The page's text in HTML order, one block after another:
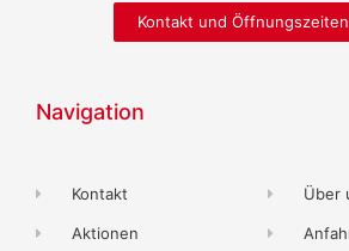
Kontakt und Öffnungszeiten
Navigation
Kontakt
Aktionen
Über